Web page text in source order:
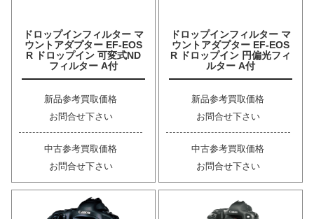
ドロップインフィルター マ
ウントアダプター EF-EOS
R ドロップイン 可変式ND
フィルター A付
新品参考買取価格
お問合せ下さい
中古参考買取価格
お問合せ下さい
ドロップインフィルター マ
ウントアダプター EF-EOS
R ドロップイン 円偏光フィ
ルター A付
新品参考買取価格
お問合せ下さい
中古参考買取価格
お問合せ下さい